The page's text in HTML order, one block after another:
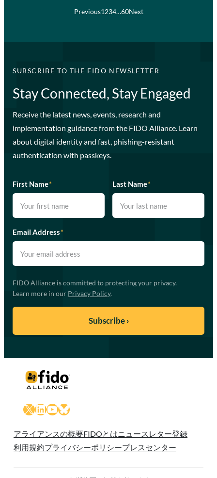
Previous1234…60Next
SUBSCRIBE TO THE FIDO NEWSLETTER
Stay Connected, Stay Engaged
Receive the latest news, events, research and
implementation guidance from the FIDO Alliance. Learn
about digital identity and fast, phishing-resistant
authentication with passkeys.
First Name* Last Name*
Email Address*
FIDO Alliance is committed to protecting your privacy.
Learn more in our Privacy Policy.
X LinkedIn
YouTube
Bluesky
アライアンスの概要FIDOとは ニュースレター登録
利用規約プライバシーポリシープレスセンター